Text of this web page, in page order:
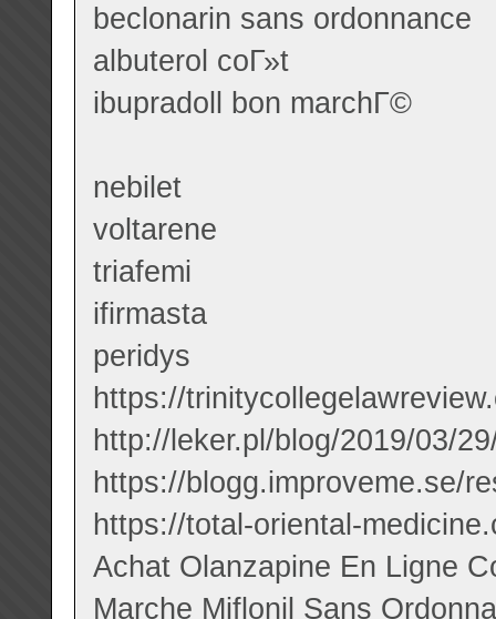
beclonarin sans ordonnance
albuterol coГ»t
ibupradoll bon marchГ©
nebilet
voltarene
triafemi
ifirmasta
peridys
https://
http://leker.pl/blog/2019/03/
https://blogg.improveme.se/
https://total-oriental-
Achat Olanzapine En Ligne
Marche Miflonil Sans